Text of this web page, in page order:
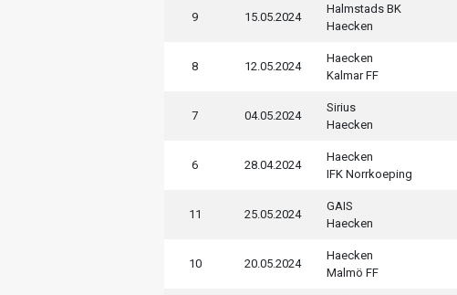
9 15.05.2024
Halmstads BK
Haecken
8 12.05.2024
Haecken
Kalmar FF
7 04.05.2024
Sirius
Haecken
6 28.04.2024
Haecken
IFK Norrkoeping
11 25.05.2024
GAIS
Haecken
10 20.05.2024
Haecken
Malmö FF